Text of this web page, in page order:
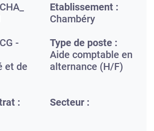
CHA_
Etablissement :
Chambéry
-
et de
Type de poste :
Aide comptable en
alternance (H/F)
:
Secteur :